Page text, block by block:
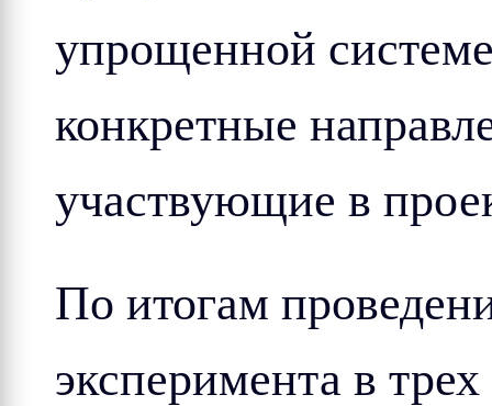
упрощенной
конкретные
участвующие в
По итогам
эксперимента в